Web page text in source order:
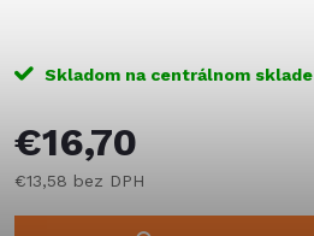
Skladom na centrálnom sklade
€16,70
€13,58 bez DPH